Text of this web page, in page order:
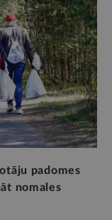
padomes
nomales